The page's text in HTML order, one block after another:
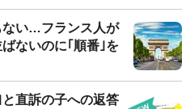
ない…フランス人が
ないのに｢順番｣を
直訴の子への返答